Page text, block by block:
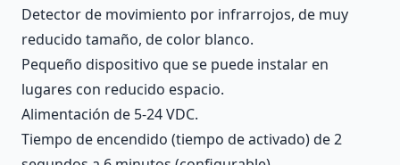
Detector de movimiento por infrarrojos, de muy
reducido tamaño, de color blanco.
Pequeño dispositivo que se puede instalar en
lugares con reducido espacio.
Alimentación de 5-24 VDC.
Tiempo de encendido (tiempo de activado) de 2